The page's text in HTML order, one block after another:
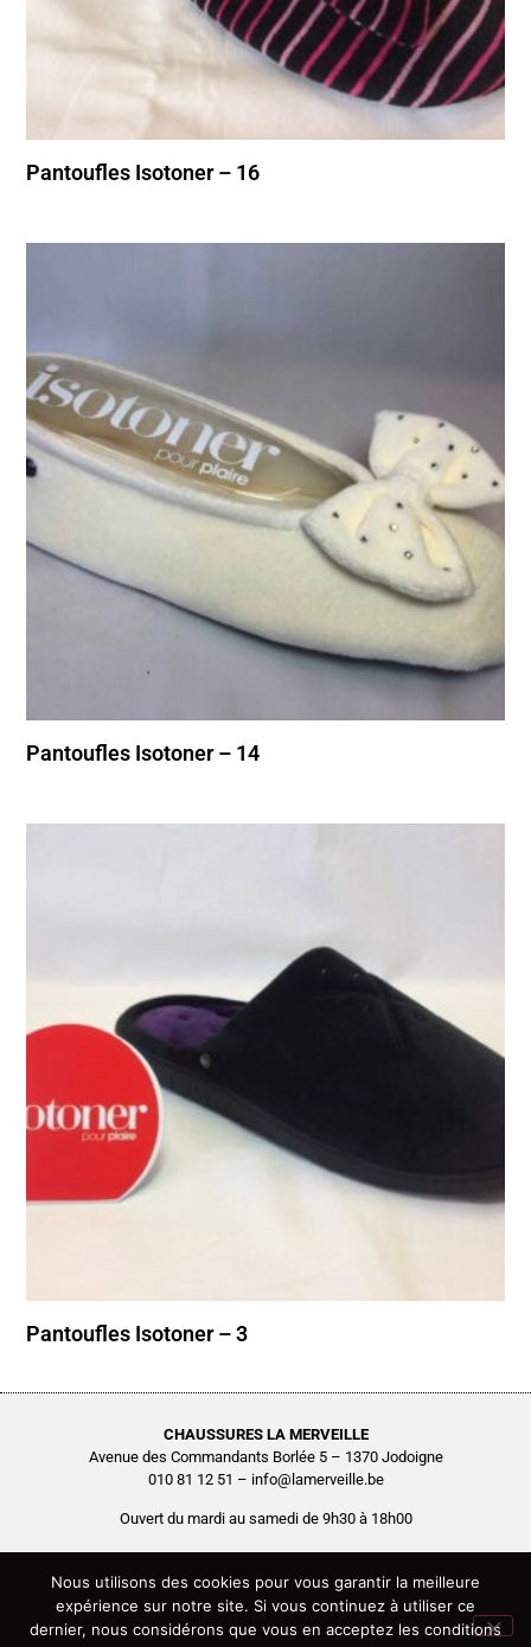
Pantoufles Isotoner – 16
Pantoufles Isotoner – 14
Pantoufles Isotoner – 3
CHAUSSURES LA MERVEILLE
Avenue des Commandants Borlée 5 – 1370 Jodoigne
010 81 12 51 – info@lamerveille.be
Ouvert du mardi au samedi de 9h30 à 18h00
BCE0416.261.048
Copyright © 2026 Chaussures La Merveille – Tous droits réservés
Site réalisé par
Nous utilisons des cookies pour vous garantir la meilleure
expérience sur notre site. Si vous continuez à utiliser ce
dernier, nous considérons que vous en acceptez les conditions